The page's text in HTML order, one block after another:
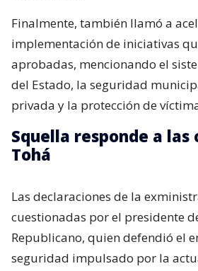
Finalmente, también llamó a
implementación de iniciativas
aprobadas, mencionando el
del Estado, la seguridad
privada y la protección de
Squella responde a las
Tohá
Las declaraciones de la
cuestionadas por el presidente
Republicano, quien defendió el
seguridad impulsado por la